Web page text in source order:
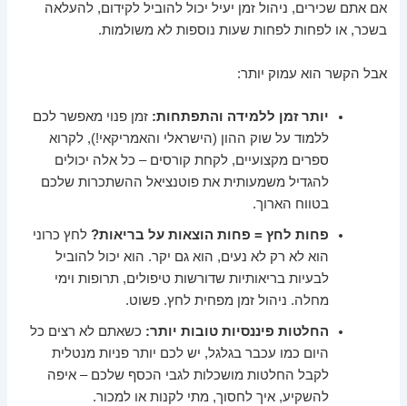
אם אתם שכירים, ניהול זמן יעיל יכול להוביל לקידום, להעלאה
בשכר, או לפחות לפחות שעות נוספות לא משולמות.
אבל הקשר הוא עמוק יותר:
יותר זמן ללמידה והתפתחות: זמן פנוי מאפשר לכם
ללמוד על שוק ההון (הישראלי והאמריקאי!), לקרוא
ספרים מקצועיים, לקחת קורסים – כל אלה יכולים
להגדיל משמעותית את פוטנציאל ההשתכרות שלכם
בטווח הארוך.
פחות לחץ = פחות הוצאות על בריאות? לחץ כרוני
הוא לא רק לא נעים, הוא גם יקר. הוא יכול להוביל
לבעיות בריאותיות שדורשות טיפולים, תרופות וימי
מחלה. ניהול זמן מפחית לחץ. פשוט.
החלטות פיננסיות טובות יותר: כשאתם לא רצים כל
היום כמו עכבר בגלגל, יש לכם יותר פניות מנטלית
לקבל החלטות מושכלות לגבי הכסף שלכם – איפה
להשקיע, איך לחסוך, מתי לקנות או למכור.